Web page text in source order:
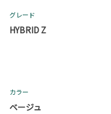
グレード
HYBRID Z
カラー
ベージュ